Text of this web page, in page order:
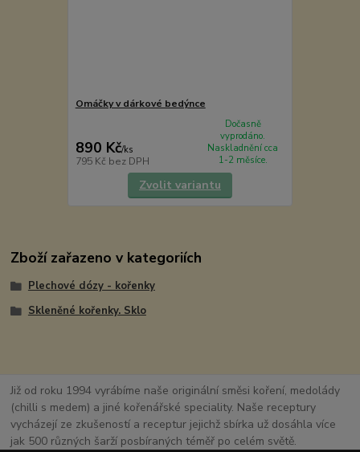
Omáčky v dárkové bedýnce
890 Kč/ks
795 Kč bez DPH
Dočasně
vyprodáno.
Naskladnění cca
1-2 měsíce.
Zvolit variantu
Zboží zařazeno v kategoriích
Plechové dózy - kořenky
Skleněné kořenky. Sklo
Již od roku 1994 vyrábíme naše originální směsi koření, medolády
(chilli s medem) a jiné kořenářské speciality. Naše receptury
vycházejí ze zkušeností a receptur jejichž sbírka už dosáhla více
jak 500 různých šarží posbíraných téměř po celém světě.